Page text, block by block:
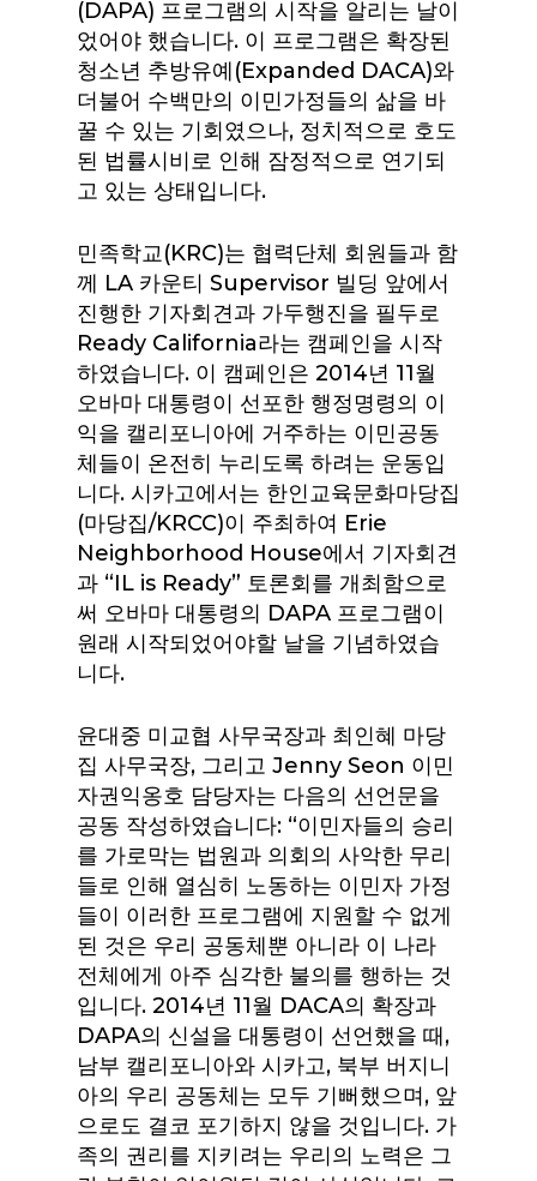
(DAPA) 프로그램의 시작을 알리는 날이
었어야 했습니다. 이 프로그램은 확장된
청소년 추방유예(Expanded DACA)와
더불어 수백만의 이민가정들의 삶을 바
꿀 수 있는 기회였으나, 정치적으로 호도
된 법률시비로 인해 잠정적으로 연기되
고 있는 상태입니다.
민족학교(KRC)는 협력단체 회원들과 함
께 LA 카운티 Supervisor 빌딩 앞에서
진행한 기자회견과 가두행진을 필두로
Ready California라는 캠페인을 시작
하였습니다. 이 캠페인은 2014년 11월
오바마 대통령이 선포한 행정명령의 이
익을 캘리포니아에 거주하는 이민공동
체들이 온전히 누리도록 하려는 운동입
니다. 시카고에서는 한인교육문화마당집
(마당집/KRCC)이 주최하여 Erie
Neighborhood House에서 기자회견
과 “IL is Ready” 토론회를 개최함으로
써 오바마 대통령의 DAPA 프로그램이
원래 시작되었어야할 날을 기념하였습
니다.
윤대중 미교협 사무국장과 최인혜 마당
집 사무국장, 그리고 Jenny Seon 이민
자권익옹호 담당자는 다음의 선언문을
공동 작성하였습니다: “이민자들의 승리
를 가로막는 법원과 의회의 사악한 무리
들로 인해 열심히 노동하는 이민자 가정
들이 이러한 프로그램에 지원할 수 없게
된 것은 우리 공동체뿐 아니라 이 나라
전체에게 아주 심각한 불의를 행하는 것
입니다. 2014년 11월 DACA의 확장과
DAPA의 신설을 대통령이 선언했을 때,
남부 캘리포니아와 시카고, 북부 버지니
아의 우리 공동체는 모두 기뻐했으며, 앞
으로도 결코 포기하지 않을 것입니다. 가
족의 권리를 지키려는 우리의 노력은 그